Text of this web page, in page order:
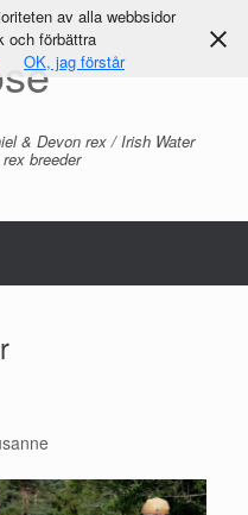
& Devon rex / Irish Water
breeder
av alla webbsidor
och förbättra
OK, jag förstår